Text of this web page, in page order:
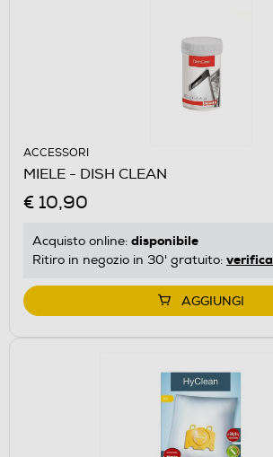
ACCESSORI
MIELE - DISH CLEAN
€ 10,90
Acquisto online: disponibile
Ritiro in negozio in 30' gratuito: verifica
AGGIUNGI